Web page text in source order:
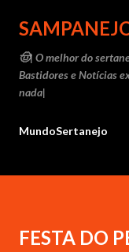
Pular
🤠| O melhor do
Bastidores e Notícias
nada|
MundoSertanejo
FESTA DO